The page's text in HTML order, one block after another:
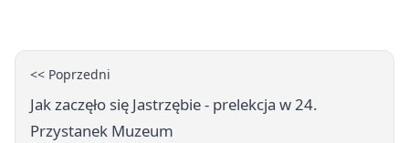
<< Poprzedni
Jak zaczęło się Jastrzębie - prelekcja w 24.
Przystanek Muzeum